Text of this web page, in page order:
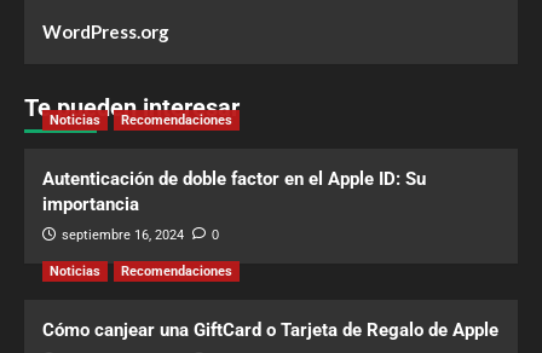
WordPress.org
Te pueden interesar
Noticias Recomendaciones
Autenticación de doble factor en el Apple ID: Su
importancia
septiembre 16, 2024 0
Noticias Recomendaciones
Cómo canjear una GiftCard o Tarjeta de Regalo de Apple